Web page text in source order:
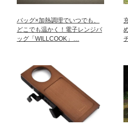
バッグ×加熱調理でいつでも、
どこでも温かく！電子レンジバ
ッグ「WILLCOOK」…